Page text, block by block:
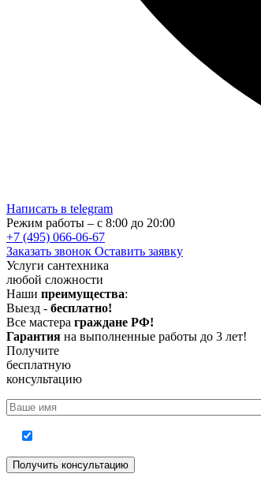
Написать в telegram
Режим работы – с 8:00 до 20:00
+7 (495) 066-06-67
Заказать звонок Оставить заявку
Услуги сантехника
любой сложности
Наши преимущества:
Выезд - бесплатно!
Все мастера граждане РФ!
Гарантия на выполненные работы до 3 лет!
Получите
бесплатную
консультацию